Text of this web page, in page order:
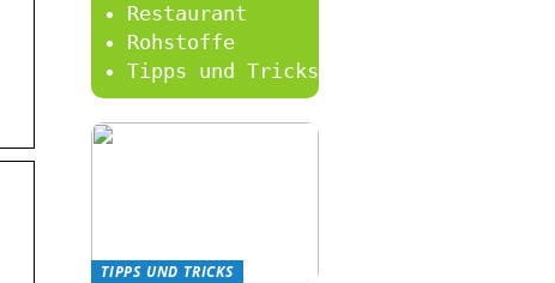
Restaurant
Rohstoffe
Tipps und Tricks
TIPPS UND TRICKS